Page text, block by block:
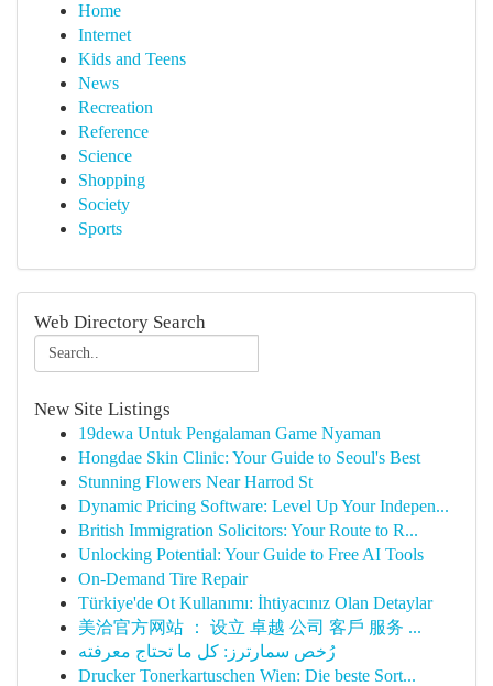
Home
Internet
Kids and Teens
News
Recreation
Reference
Science
Shopping
Society
Sports
Web Directory Search
New Site Listings
19dewa Untuk Pengalaman Game Nyaman
Hongdae Skin Clinic: Your Guide to Seoul's Best
Stunning Flowers Near Harrod St
Dynamic Pricing Software: Level Up Your Indepen...
British Immigration Solicitors: Your Route to R...
Unlocking Potential: Your Guide to Free AI Tools
On-Demand Tire Repair
Türkiye'de Ot Kullanımı: İhtiyacınız Olan Detaylar
美洽官方网站 ： 设立 卓越 公司 客戶 服务 ...
رُخص سمارترز: كل ما تحتاج معرفته
Drucker Tonerkartuschen Wien: Die beste Sort...